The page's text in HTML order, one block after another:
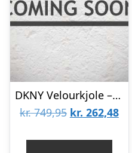
DKNY Velourkjole – Sort
kr.749,95 Den
kr. 262,48Den